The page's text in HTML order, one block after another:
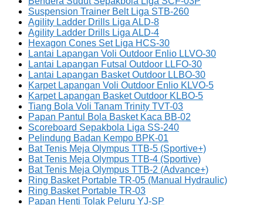
Suspension Trainer Belt Liga STB-260
Agility Ladder Drills Liga ALD-8
Agility Ladder Drills Liga ALD-4
Hexagon Cones Set Liga HCS-30
Lantai Lapangan Voli Outdoor Enlio LLVO-30
Lantai Lapangan Futsal Outdoor LLFO-30
Lantai Lapangan Basket Outdoor LLBO-30
Karpet Lapangan Voli Outdoor Enlio KLVO-5
Karpet Lapangan Basket Outdoor KLBO-5
Tiang Bola Voli Tanam Trinity TVT-03
Papan Pantul Bola Basket Kaca BB-02
Scoreboard Sepakbola Liga SS-240
Pelindung Badan Kempo BPK-01
Bat Tenis Meja Olympus TTB-5 (Sportive+)
Bat Tenis Meja Olympus TTB-4 (Sportive)
Bat Tenis Meja Olympus TTB-2 (Advance+)
Ring Basket Portable TR-05 (Manual Hydraulic)
Ring Basket Portable TR-03
Papan Henti Tolak Peluru YJ-SP